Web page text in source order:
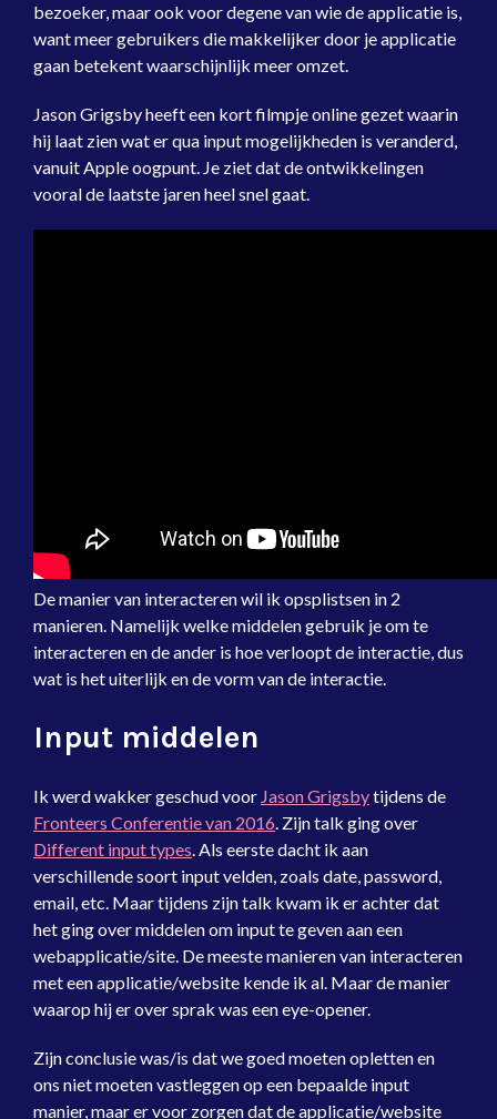
bezoeker, maar ook voor degene van wie de applicatie is,
want meer gebruikers die makkelijker door je applicatie
gaan betekent waarschijnlijk meer omzet.
Jason Grigsby heeft een kort filmpje online gezet waarin
hij laat zien wat er qua input mogelijkheden is veranderd,
vanuit Apple oogpunt. Je ziet dat de ontwikkelingen
vooral de laatste jaren heel snel gaat.
De manier van interacteren wil ik opsplistsen in 2
manieren. Namelijk welke middelen gebruik je om te
interacteren en de ander is hoe verloopt de interactie, dus
wat is het uiterlijk en de vorm van de interactie.
Input middelen
Ik werd wakker geschud voor Jason Grigsbytijdens de
Fronteers Conferentie van 2016. Zijn talk ging over
Different input types. Als eerste dacht ik aan
verschillende soort input velden, zoals date, password,
email, etc. Maar tijdens zijn talk kwam ik er achter dat
het ging over middelen om input te geven aan een
webapplicatie/site. De meeste manieren van interacteren
met een applicatie/website kende ik al. Maar de manier
waarop hij er over sprak was een eye-opener.
Zijn conclusie was/is dat we goed moeten opletten en
ons niet moeten vastleggen op een bepaalde input
manier, maar er voor zorgen dat de applicatie/website